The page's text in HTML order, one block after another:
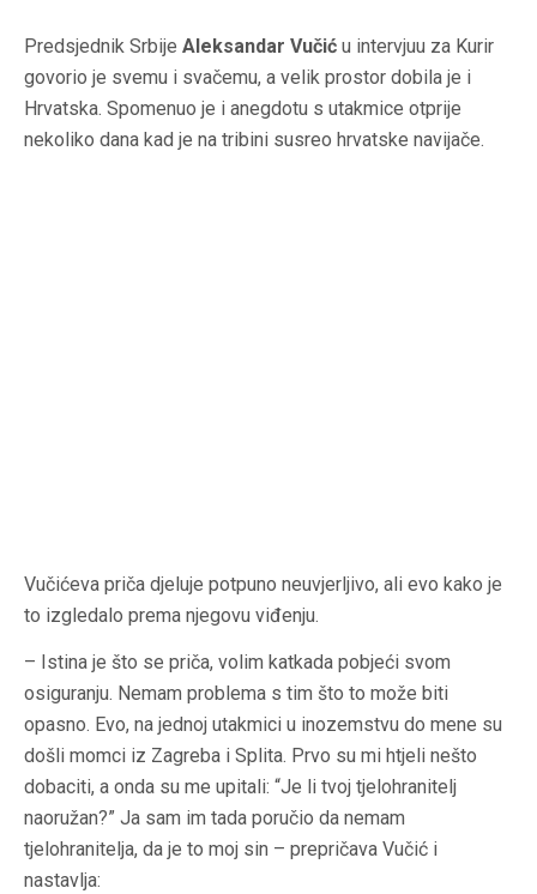
Predsjednik Srbije Aleksandar Vučić u intervjuu za Kurir
govorio je svemu i svačemu, a velik prostor dobila je i
Hrvatska. Spomenuo je i anegdotu s utakmice otprije
nekoliko dana kad je na tribini susreo hrvatske navijače.
Vučićeva priča djeluje potpuno neuvjerljivo, ali evo kako je
to izgledalo prema njegovu viđenju.
– Istina je što se priča, volim katkada pobjeći svom
osiguranju. Nemam problema s tim što to može biti
opasno. Evo, na jednoj utakmici u inozemstvu do mene su
došli momci iz Zagreba i Splita. Prvo su mi htjeli nešto
dobaciti, a onda su me upitali: “Je li tvoj tjelohranitelj
naoružan?” Ja sam im tada poručio da nemam
tjelohranitelja, da je to moj sin – prepričava Vučić i
nastavlja: